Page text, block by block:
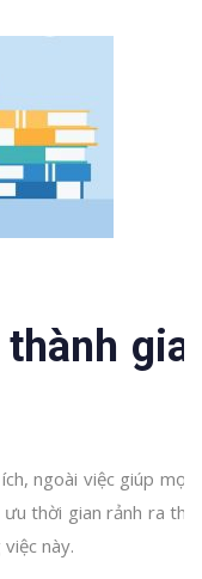
gia
ngoài việc giúp mọi
thời gian rảnh ra thì
này.